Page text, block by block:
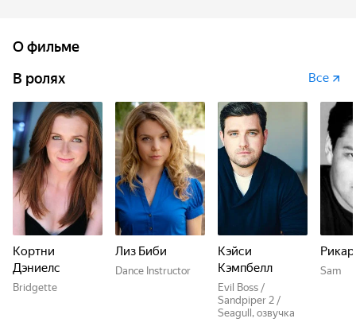
Чарджер.
О фильме
В ролях
Все
Кортни
Дэниелс
Bridgette
Лиз Биби
Dance Instructor
Кэйси
Кэмпбелл
Evil Boss /
Sandpiper 2 /
Seagull, озвучка
Sam